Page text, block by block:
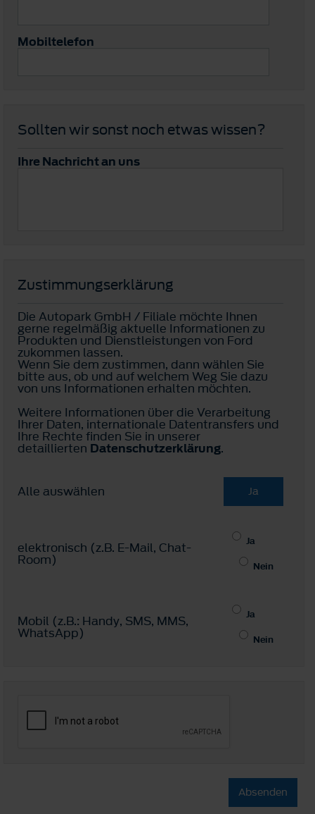
Mobiltelefon
Sollten wir sonst noch etwas wissen?
Ihre Nachricht an uns
Zustimmungserklärung
Die Autopark GmbH / Filiale möchte Ihnen
gerne regelmäßig aktuelle Informationen zu
Produkten und Dienstleistungen von Ford
zukommen lassen.
Wenn Sie dem zustimmen, dann wählen Sie
bitte aus, ob und auf welchem Weg Sie dazu
von uns Informationen erhalten möchten.
Weitere Informationen über die Verarbeitung
Ihrer Daten, internationale Datentransfers und
Ihre Rechte finden Sie in unserer
detaillierten Datenschutzerklärung.
Alle auswählen Ja
elektronisch (z.B. E-Mail, Chat-
Room)
Ja
Nein
Mobil (z.B.: Handy, SMS, MMS,
WhatsApp)
Ja
Nein
Absenden